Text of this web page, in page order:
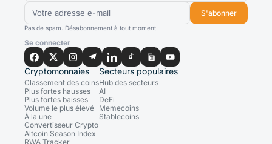
S'abonner
Pas de spam. Désabonnement à tout moment.
Se connecter
Cryptomonnaies
Classement des coins
Plus fortes hausses
Plus fortes baisses
Volume le plus élevé
À la une
Convertisseur Crypto
Altcoin Season Index
RWA Tracker
Secteurs populaires
Hub des secteurs
AI
DeFi
Memecoins
Stablecoins